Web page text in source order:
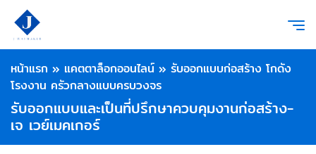
หน้าแรก » แคตตาล็อกออนไลน์ » รับออกแบบก่อสร้าง โกดัง
โรงงาน ครัวกลางแบบครบวงจร
รับออกแบบและเป็นที่ปรึกษาควบคุมงานก่อสร้าง-
เจ เวย์เมคเกอร์